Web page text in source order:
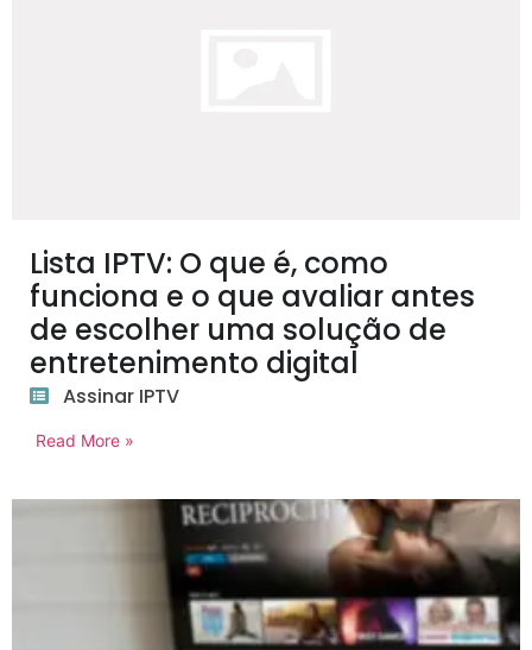
Lista IPTV: O que é, como
funciona e o que avaliar antes
de escolher uma solução de
entretenimento digital
Assinar IPTV
Read More »